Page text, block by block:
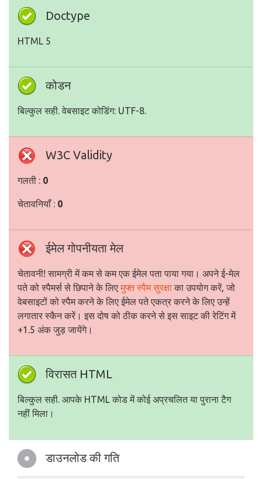
Doctype
HTML 5
कोडन
बिल्कुल सही. वेबसाइट कोडिंग: UTF-8.
W3C Validity
गलती : 0
चेतावनियाँ : 0
ईमेल गोपनीयता मेल
चेतावनी! सामग्री में कम से कम एक ईमेल पता पाया गया। अपने ई-मेल
पते को स्पैमर्स से छिपाने के लिए मुफ्त स्पैम सुरक्षाका उपयोग करें, जो
वेबसाइटों को स्पैम करने के लिए ईमेल पते एकत्र करने के लिए उन्हें
लगातार स्कैन करें। इस दोष को ठीक करने से इस साइट की रेटिंग में
+1.5 अंक जुड़ जायेंगे।
विरासत HTML
बिल्कुल सही. आपके HTML कोड में कोई अप्रचलित या पुराना टैग
नहीं मिला।
डाउनलोड की गति